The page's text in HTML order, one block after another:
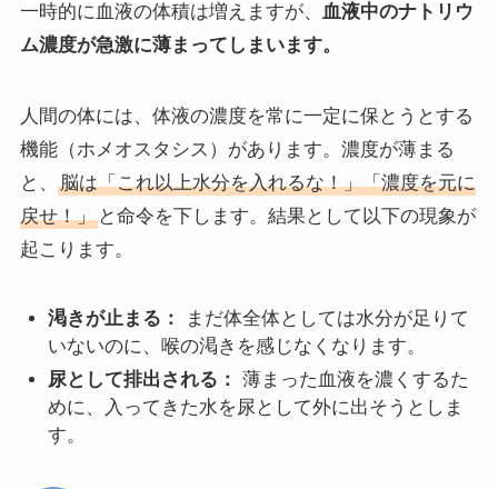
一時的に血液の体積は増えますが、 血液中のナトリウ
ム濃度が急激に薄まってしまいます。
人間の体には、体液の濃度を常に一定に保とうとする
機能（ホメオスタシス）があります。濃度が薄まる
と、
脳は「これ以上水分を入れるな！」「濃度を元に
戻せ！」と命令を下します。結果として以下の現象が
起こります。
渇きが止まる：
まだ体全体としては水分が足りて
いないのに、喉の渇きを感じなくなります。
尿として排出される： 薄まった血液を濃くするた
めに、入ってきた水を尿として外に出そうとしま
す。